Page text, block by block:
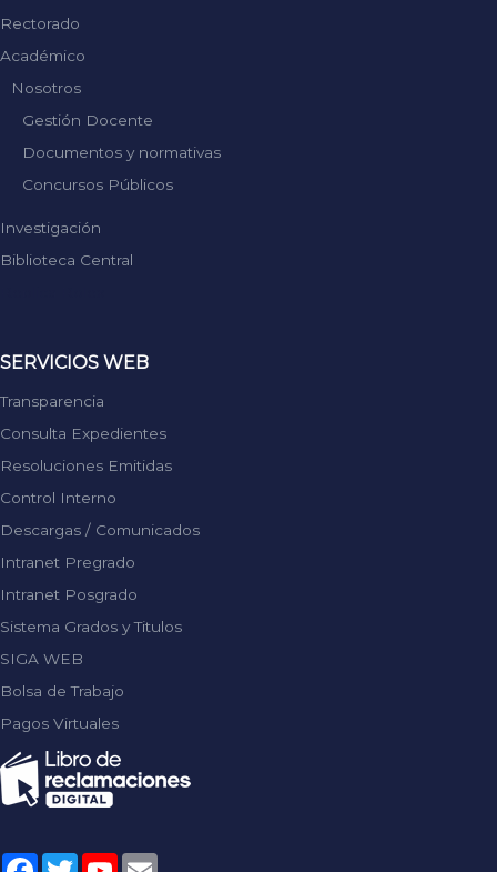
Rectorado
Académico
Nosotros
Gestión Docente
Documentos y normativas
Concursos Públicos
Investigación
Biblioteca Central
SERVICIOS WEB
Transparencia
Consulta Expedientes
Resoluciones Emitidas
Control Interno
Descargas / Comunicados
Intranet Pregrado
Intranet Posgrado
Sistema Grados y Titulos
SIGA WEB
Bolsa de Trabajo
Pagos Virtuales
Facebook
TwitterYouTube